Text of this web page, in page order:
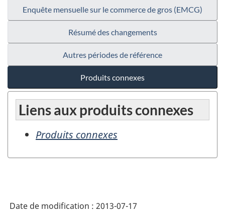
Enquête mensuelle sur le commerce de gros (EMCG)
Résumé des changements
Autres périodes de référence
Produits connexes
Liens aux produits connexes
Produits connexes
Date de modification : 2013-07-17